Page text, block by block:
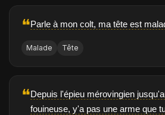
❝Parle à mon colt, ma tête est
Malade Tête
❝Depuis l'épieu mérovingien
fouineuse, y'a pas une arme que